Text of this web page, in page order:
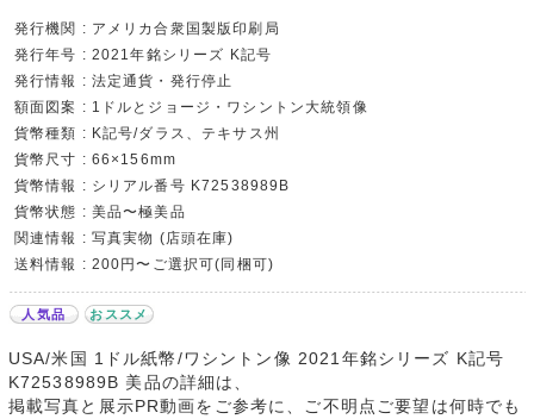
発行機関 : アメリカ合衆国製版印刷局
発行年号 : 2021年銘シリーズ K記号
発行情報 : 法定通貨・発行停止
額面図案 : 1ドルとジョージ・ワシントン大統領像
貨幣種類 : K記号/ダラス、テキサス州
貨幣尺寸 : 66×156mm
貨幣情報 : シリアル番号 K72538989B
貨幣状態 : 美品〜極美品
関連情報 : 写真実物 (店頭在庫)
送料情報 : 200円〜ご選択可(同梱可)
人気品 おススメ
USA/米国 1ドル紙幣/ワシントン像 2021年銘シリーズ K記号
K72538989B 美品の詳細は、
掲載写真と展示PR動画をご参考に、ご不明点ご要望は何時でも